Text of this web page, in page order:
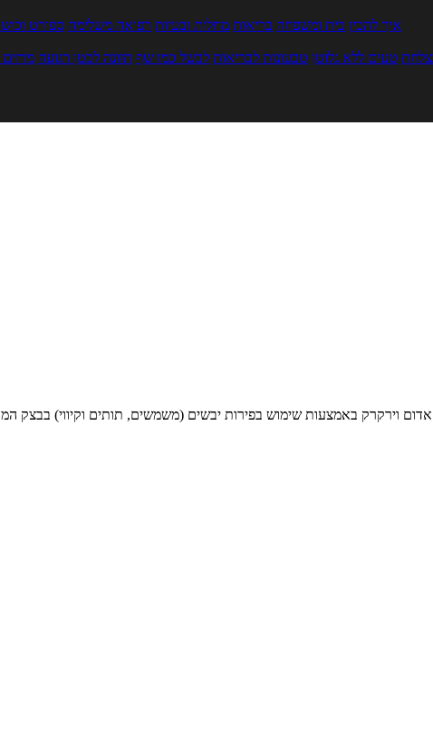
איך להכין בית ומשפחה בריאות מחלות ובעיות רפואה משלימה ספורט
טעים ללא גלוטן טבעונות לבריאות לבשל כמו שף תזונה לבטן רגועה
באמצעות שימוש בפירות יבשים (משמשים, תותים וקיווי) בבצק המעניקים את הצבע הנהדר, 134